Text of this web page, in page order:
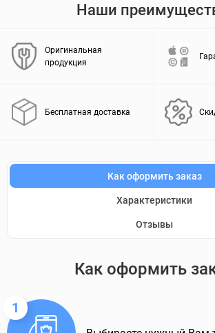
Наши
Оригинальная
продукция
Бесплатная доставка
Как оформить заказ
Характеристики
Отзывы
Как оформить
1